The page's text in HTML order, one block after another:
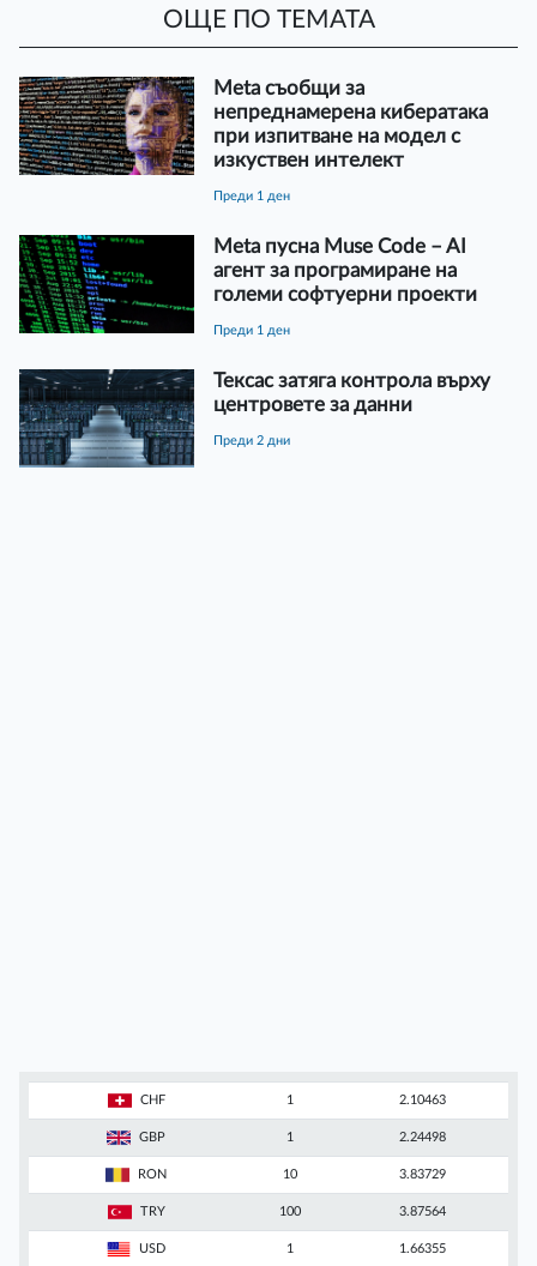
ОЩЕ ПО ТЕМАТА
Meta съобщи за
непреднамерена кибератака
при изпитване на модел с
изкуствен интелект
преди 1 ден
Meta пусна Muse Code – AI
агент за програмиране на
големи софтуерни проекти
преди 1 ден
Тексас затяга контрола върху
центровете за данни
преди 2 дни
CHF 1 2.10463
GBP 1 2.24498
RON 10 3.83729
TRY 100 3.87564
USD 1 1.66355